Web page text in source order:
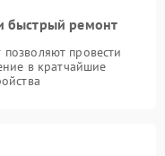
быстрый ремонт
провести
в кратчайшие